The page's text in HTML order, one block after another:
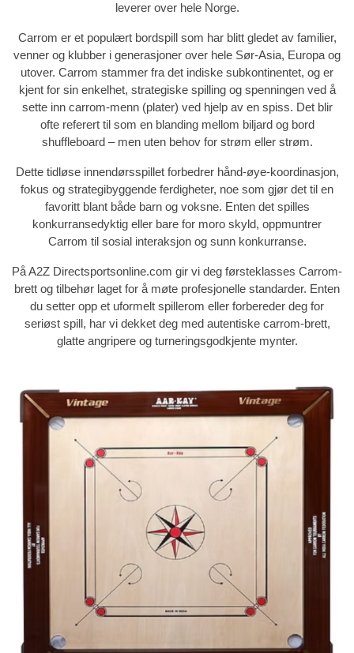
leverer over hele Norge.
Carrom er et populært bordspill som har blitt gledet av familier,
venner og klubber i generasjoner over hele Sør-Asia, Europa og
utover. Carrom stammer fra det indiske subkontinentet, og er
kjent for sin enkelhet, strategiske spilling og spenningen ved å
sette inn carrom-menn (plater) ved hjelp av en spiss. Det blir
ofte referert til som en blanding mellom biljard og bord
shuffleboard – men uten behov for strøm eller strøm.
Dette tidløse innendørsspillet forbedrer hånd-øye-koordinasjon,
fokus og strategibyggende ferdigheter, noe som gjør det til en
favoritt blant både barn og voksne. Enten det spilles
konkurransedyktig eller bare for moro skyld, oppmuntrer
Carrom til sosial interaksjon og sunn konkurranse.
PåA2Z Directsportsonline.com gir vi deg førsteklasses Carrom-
brett og tilbehør laget for å møte profesjonelle standarder. Enten
du setter opp et uformelt spillerom eller forbereder deg for
seriøst spill, har vi dekket deg med autentiske carrom-brett,
glatte angripere og turneringsgodkjente mynter.